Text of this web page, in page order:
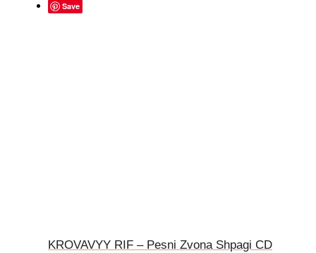
Save
KROVAVYY RIF – Pesni Zvona Shpagi CD